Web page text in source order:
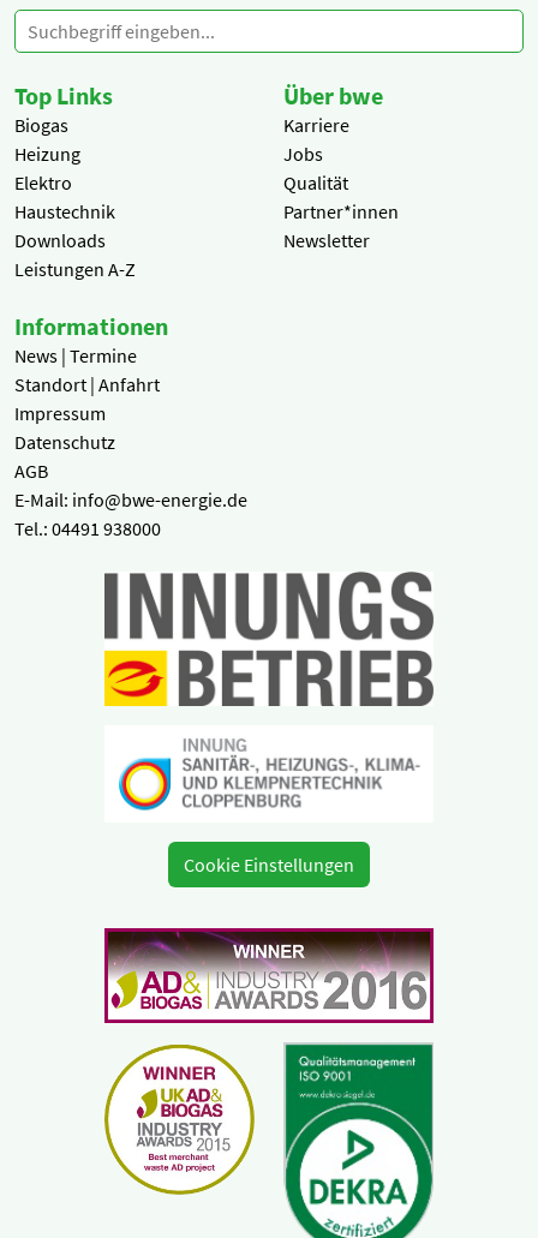
Top Links
Biogas
Heizung
Elektro
Haustechnik
Downloads
Leistungen A-Z
Über bwe
Karriere
Jobs
Qualität
Partner*innen
Newsletter
Informationen
News | Termine
Standort | Anfahrt
Impressum
Datenschutz
AGB
E-Mail: info@bwe-energie.de
Tel.: 04491 938000
Cookie Einstellungen